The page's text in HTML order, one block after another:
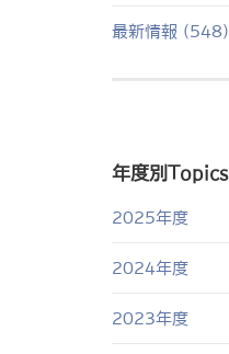
最新情報 (548)
年度別Topics
2025年度
2024年度
2023年度